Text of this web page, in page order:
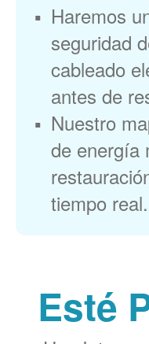
Haremos
seguridad
cableado
antes de
Nuestro
de energía
tiempo real.
Esté